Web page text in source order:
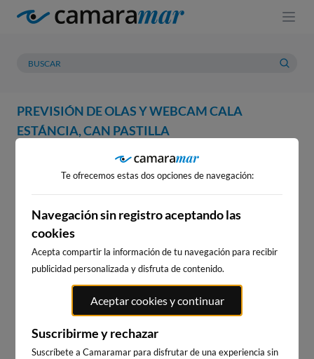
PREVISIÓN DE OLAS Y WEBCAM CALA
ESTÁNCIA, CAN PASTILLA
PREVISIÓN METEOROLOGÍA
WEBCAM CALA ESTÁNCIA, CAN
PASTILLA
WEBCAMS CERCANAS
Te ofrecemos estas dos opciones de navegación:
Navegación sin registro aceptando las
cookies
Acepta compartir la información de tu navegación para recibir
publicidad personalizada y disfruta de contenido.
Aceptar cookies y continuar
Suscribirme y rechazar
Suscríbete a Camaramar para disfrutar de una experiencia sin